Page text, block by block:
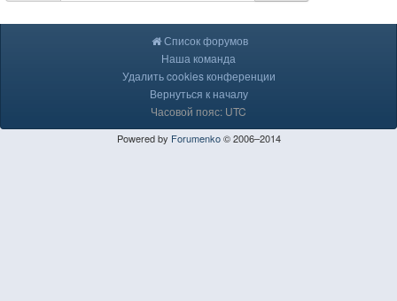
Список форумов
Наша команда
Удалить cookies конференции
Вернуться к началу
Часовой пояс: UTC
Powered by Forumenko© 2006–2014